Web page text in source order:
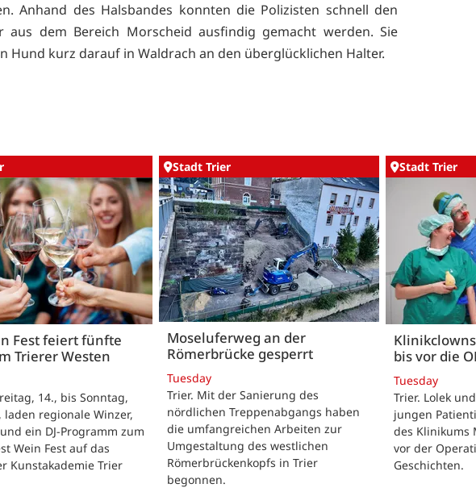
Anhand des Halsbandes konnten die Polizisten schnell den
aus dem Bereich Morscheid ausfindig gemacht werden. Sie
Hund kurz darauf in Waldrach an den überglücklichen Halter.
Fest feiert fünfte
Trierer Westen
14., bis Sonntag,
laden regionale Winzer,
ein DJ-Programm zum
Wein Fest auf das
Kunstakademie Trier
Stadt Trier
Moseluferweg an der
Römerbrücke gesperrt
Tuesday
Trier. Mit der Sanierung des
nördlichen Treppenabgangs haben
die umfangreichen Arbeiten zur
Umgestaltung des westlichen
Römerbrückenkopfs in Trier
begonnen.
Stadt Trier
bis vor die
Tuesday
Trier. Lolek
jungen
des Klinikums
vor der
Geschichten.